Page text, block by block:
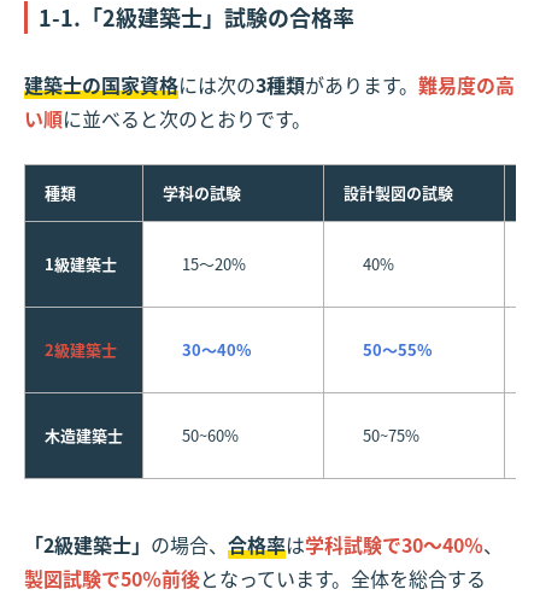
1-1.「2級建築士」試験の合格率
建築士の国家資格には次の3種類があります。 難易度の高
い順に並べると次のとおりです。
種類 学科の試験 設計製図の試験
1級建築士 15〜20% 40%
2級建築士 30〜40% 50〜55%
木造建築士 50~60% 50~75%
「2級建築士」 の場合、 合格率は学科試験で30〜40％、
製図試験で50％前後となっています。全体を総合する